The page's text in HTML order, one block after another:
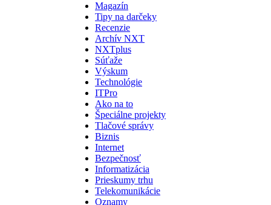
Magazín
Tipy na darčeky
Recenzie
Archív NXT
NXTplus
Súťaže
Výskum
Technológie
ITPro
Ako na to
Špeciálne projekty
Tlačové správy
Biznis
Internet
Bezpečnosť
Informatizácia
Prieskumy trhu
Telekomunikácie
Oznamy